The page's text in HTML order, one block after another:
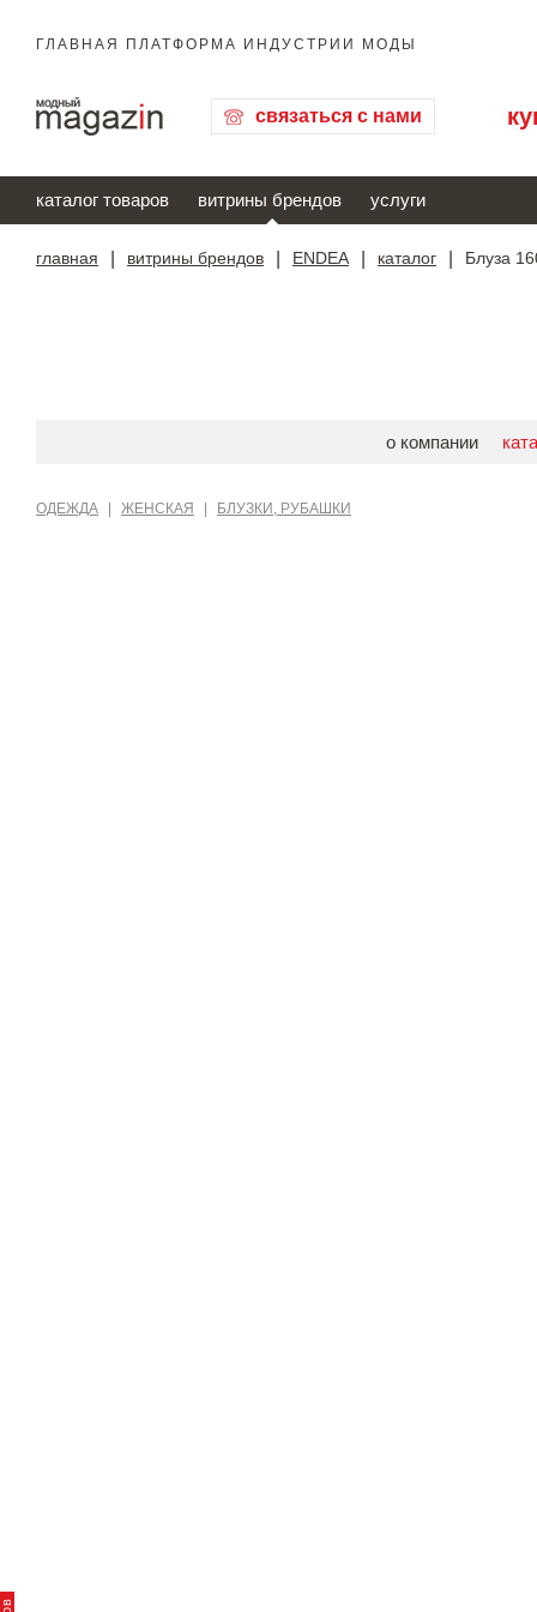
ГЛАВНАЯ ПЛАТФОРМА ИНДУСТРИИ МОДЫ
связаться с нами
каталог товаров витрины брендов услуги
главная витрины брендов ENDEA каталог Блуза
о компании
ОДЕЖДА ЖЕНСКАЯ БЛУЗКИ, РУБАШКИ